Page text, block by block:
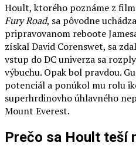
Hoult, ktorého poznáme z
Fury Road, sa pôvodne
pripravovanom reboote
získal David Corenswet, sa
vstup do DC univerza sa
výbuchu. Opak bol pravdou.
potenciál a ponúkol mu rolu
superhrdinovho úhlavného
Mount Everest.
Prečo sa Hoult teší